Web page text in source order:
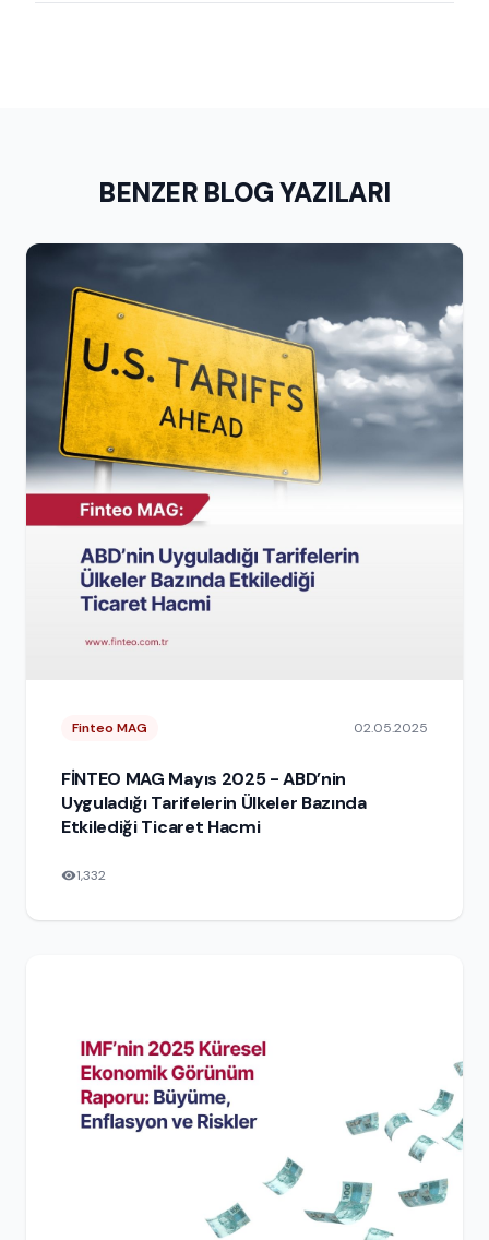
BENZER BLOG YAZILARI
Finteo MAG 02.05.2025
FİNTEO MAG Mayıs 2025 - ABD’nin
Uyguladığı Tarifelerin Ülkeler Bazında
Etkilediği Ticaret Hacmi
1,332